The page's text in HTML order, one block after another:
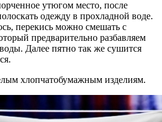
утюгом место, после
одежду в прохладной воде.
перекись можно смешать с
предварительно разбавляем
Далее пятно так же сушится
хлопчатобумажным изделиям.